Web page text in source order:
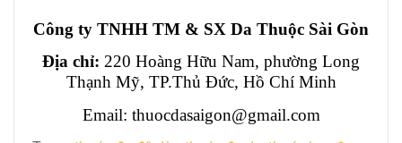
Công ty TNHH TM & SX Da Thuộc Sài Gòn
Địa chỉ: 220 Hoàng Hữu Nam, phường Long
Thạnh Mỹ, TP.Thủ Đức, Hồ Chí Minh
Email: thuocdasaigon@gmail.com